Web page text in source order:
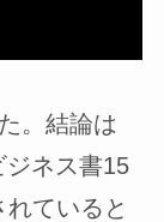
。結論は
ネス書15
ていると